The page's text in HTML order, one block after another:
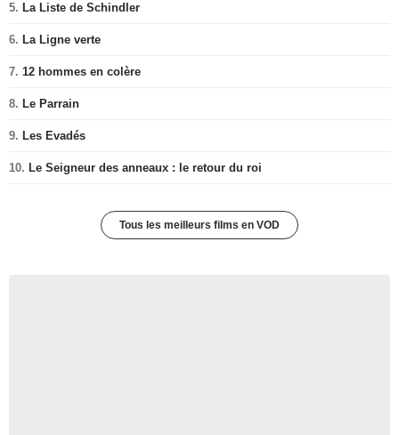
5. La Liste de Schindler
6. La Ligne verte
7. 12 hommes en colère
8. Le Parrain
9. Les Evadés
10. Le Seigneur des anneaux : le retour du roi
Tous les meilleurs films en VOD